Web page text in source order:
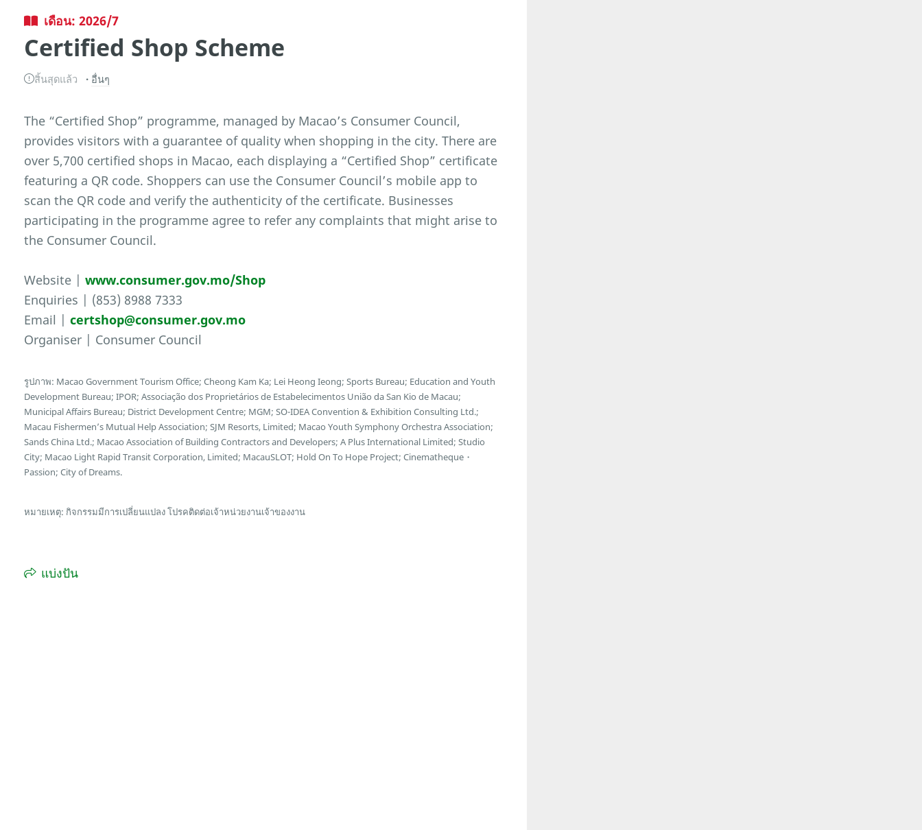
เดือน: 2026/7
Certified Shop Scheme
สิ้นสุดแล้ว อื่นๆ
The “Certified Shop” programme, managed by Macao’s Consumer Council,
provides visitors with a guarantee of quality when shopping in the city. There are
over 5,700 certified shops in Macao, each displaying a “Certified Shop” certificate
featuring a QR code. Shoppers can use the Consumer Council’s mobile app to
scan the QR code and verify the authenticity of the certificate. Businesses
participating in the programme agree to refer any complaints that might arise to
the Consumer Council.
Website |www.consumer.gov.mo/Shop
Enquiries | (853) 8988 7333
Email |certshop@consumer.gov.mo
Organiser | Consumer Council
รูปภาพ: Macao Government Tourism Office; Cheong Kam Ka; Lei Heong Ieong; Sports Bureau; Education and Youth
Development Bureau; IPOR; Associação dos Proprietários de Estabelecimentos União da San Kio de Macau;
Municipal Affairs Bureau; District Development Centre; MGM; SO-IDEA Convention & Exhibition Consulting Ltd.;
Macau Fishermen’s Mutual Help Association; SJM Resorts, Limited; Macao Youth Symphony Orchestra Association;
Sands China Ltd.; Macao Association of Building Contractors and Developers; A Plus International Limited; Studio
City; Macao Light Rapid Transit Corporation, Limited; MacauSLOT; Hold On To Hope Project; Cinematheque・
Passion; City of Dreams.
หมายเหตุ: กิจกรรมมีการเปลี่ยนแปลง โปรคติดต่อเจ้าหน่วยงานเจ้าของงาน
แบ่งปัน